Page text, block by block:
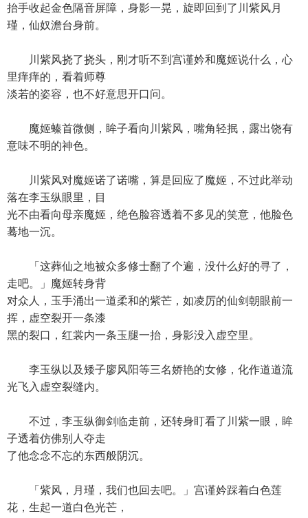
抬手收起金色隔音屏障，身影一晃，旋即回到了川紫风月
瑾，仙奴澹台身前。
川紫风挠了挠头，刚才听不到宫谨妗和魔姬说什么，心
里痒痒的，看着师尊
淡若的姿容，也不好意思开口问。
魔姬螓首微侧，眸子看向川紫风，嘴角轻抿，露出饶有
意味不明的神色。
川紫风对魔姬诺了诺嘴，算是回应了魔姬，不过此举动
落在李玉纵眼里，目
光不由看向母亲魔姬，绝色脸容透着不多见的笑意，他脸色
蓦地一沉。
「这葬仙之地被众多修士翻了个遍，没什么好的寻了，
走吧。」魔姬转身背
对众人，玉手涌出一道柔和的紫芒，如凌厉的仙剑朝眼前一
挥，虚空裂开一条漆
黑的裂口，红裳内一条玉腿一抬，身影没入虚空里。
李玉纵以及矮子廖风阳等三名娇艳的女修，化作道道流
光飞入虚空裂缝内。
不过，李玉纵御剑临走前，还转身盯看了川紫一眼，眸
子透着仿佛别人夺走
了他念念不忘的东西般阴沉。
「紫风，月瑾，我们也回去吧。」宫谨妗踩着白色莲
花，生起一道白色光芒，